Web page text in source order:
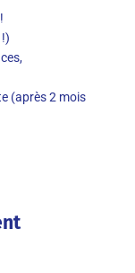
(après 2 mois